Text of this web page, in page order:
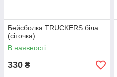
Бейсболка TRUCKERS біла
(сіточка)
В наявності
330 ₴